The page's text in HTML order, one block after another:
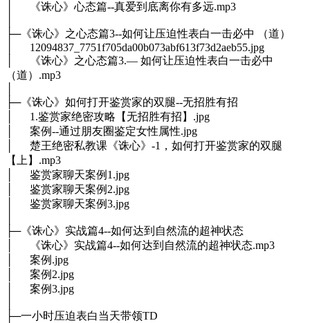
│ 《诛心》心态篇--真爱到底离你有多远.mp3
├─《诛心》之心态篇3--如何让压迫性表白一击必中 （道）
│ 12094837_7751f705da00b073abf613f73d2aeb55.jpg
│ 《诛心》之心态篇3.— 如何让压迫性表白一击必中
（道）.mp3
├─《诛心》如何打开鉴赏家的双腿--无招胜有招
│ 1.鉴赏家绝密攻略【无招胜有招】.jpg
│ 案例--通过朋友圈鉴定女性属性.jpg
│ 楚王绝密私教课《诛心》-1，如何打开鉴赏家的双腿
【上】.mp3
│ 鉴赏家聊天案例1.jpg
│ 鉴赏家聊天案例2.jpg
│ 鉴赏家聊天案例3.jpg
├─《诛心》实战篇4--如何达到自然流的超神状态
│ 《诛心》实战篇4--如何达到自然流的超神状态.mp3
│ 案例.jpg
│ 案例2.jpg
│ 案例3.jpg
├─一小时压迫表白当天带领TD